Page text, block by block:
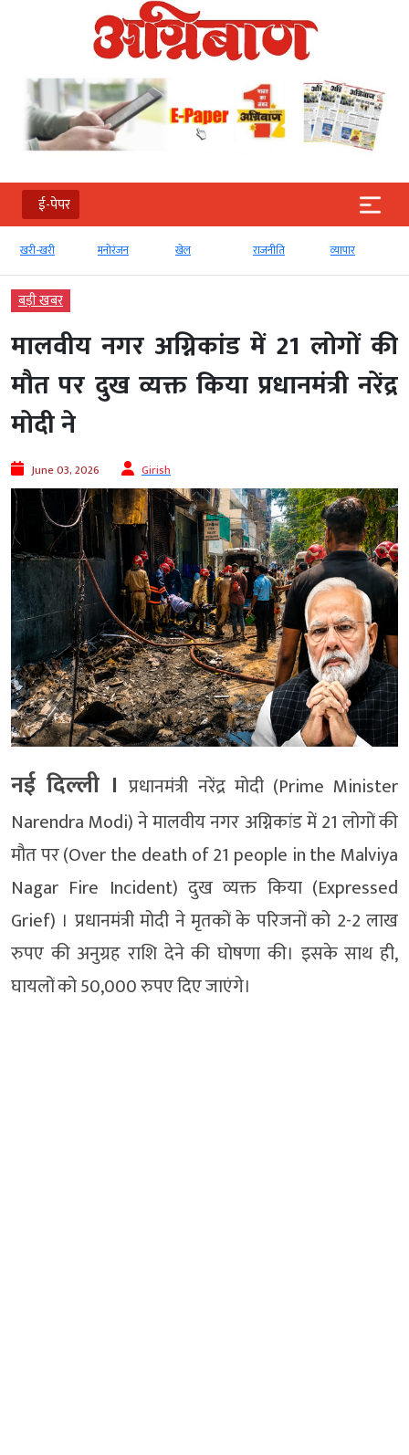
ई-पेपर
खरी-खरी मनोरंजन खेल राजनीति व्‍यापार
बड़ी खबर
मालवीय नगर अग्निकांड में 21 लोगों की
मौत पर दुख व्यक्त किया प्रधानमंत्री नरेंद्र
मोदी ने
June 03, 2026 Girish
नई दिल्ली । प्रधानमंत्री नरेंद्र मोदी (Prime Minister
Narendra Modi) ने मालवीय नगर अग्निकांड में 21 लोगों की
मौत पर (Over the death of 21 people in the Malviya
Nagar Fire Incident) दुख व्यक्त किया (Expressed
Grief) । प्रधानमंत्री मोदी ने मृतकों के परिजनों को 2-2 लाख
रुपए की अनुग्रह राशि देने की घोषणा की। इसके साथ ही,
घायलों को 50,000 रुपए दिए जाएंगे।